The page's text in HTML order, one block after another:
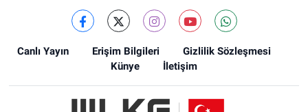
Canlı Yayın Erişim Bilgileri
Gizlilik Sözleşmesi
Künye
İletişim